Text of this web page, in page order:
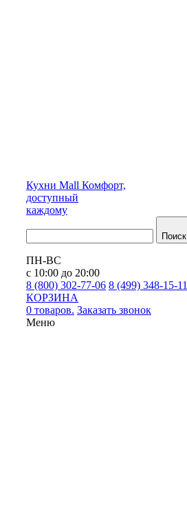
Кухни Mall Комфорт,
доступный
каждому
Поиск
ПН-ВС
с 10:00 до 20:00
8 (800) 302-77-06 8 (499) 348-15-11
КОРЗИНА
0 товаров. Заказать звонок
Меню